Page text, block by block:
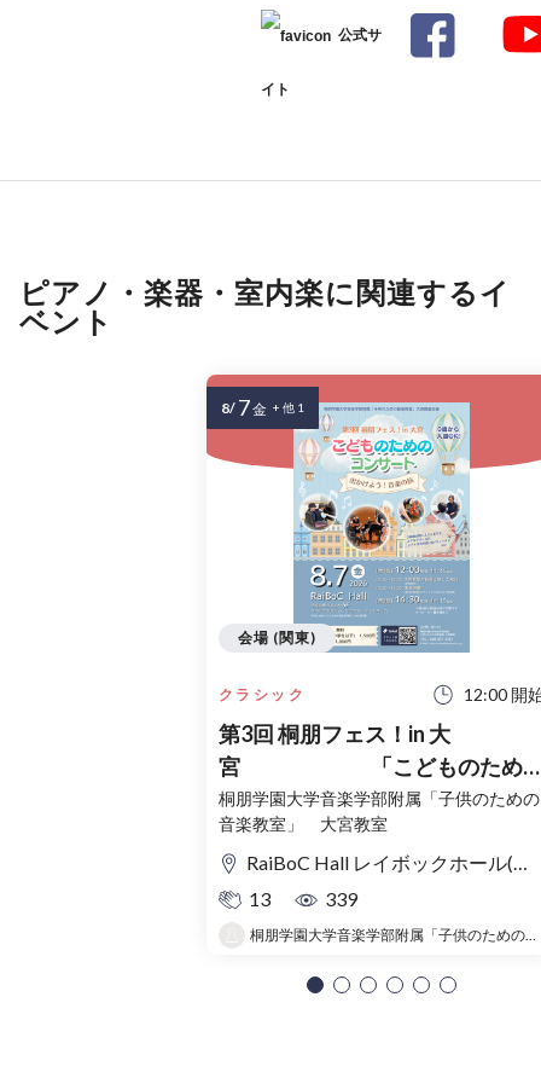
公式サ
イト
ピアノ・楽器・室内楽に関連するイ
ベント
クラシック 12:00 開
第3回 桐朋フェス！in 大
宮 「こどものため
コンサート」〜出かけよう！音
の旅〜
桐朋学園大学音楽学部附属「子供のための
音楽教室」 大宮教室
RaiBoC Hall レイボックホール(市民会館おおみや) 5F リハーサルルーム・レクリエーションルーム
13
339
桐朋学園大学音楽学部附属「子供のための音楽教室 」大宮教室
会場 (関東)
8/ 7金 + 他 1